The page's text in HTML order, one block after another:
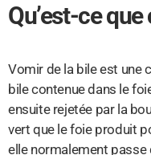
Qu’est-ce que
Vomir de la bile est une
bile contenue dans le
ensuite rejetée par la
vert que le foie produit
elle normalement passe